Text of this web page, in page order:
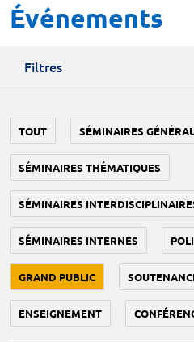
Événements
Filtres
TOUT SÉMINAIRES
SÉMINAIRES THÉMATIQUES
SÉMINAIRES
SÉMINAIRES INTERNES
GRAND PUBLIC
ENSEIGNEMENT